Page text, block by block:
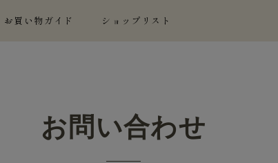
お買い物ガイド ショップリスト
お問い合わせ